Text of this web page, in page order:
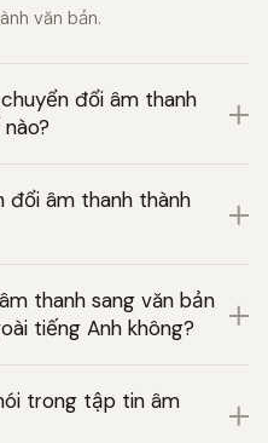
văn bản.
đổi âm thanh
đổi âm thanh thành
thanh sang văn bản
tiếng Anh không?
trong tập tin âm